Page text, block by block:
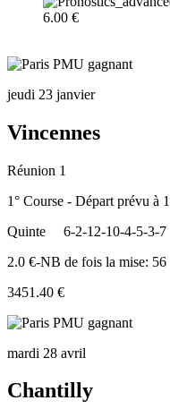
6.00 €
jeudi 23 janvier
Vincennes
Réunion 1
1° Course - Départ prévu à
Quinte
6-2-12-10-4-5-3-7
2.0 €-NB de fois la mise: 56
3451.40 €
mardi 28 avril
Chantilly